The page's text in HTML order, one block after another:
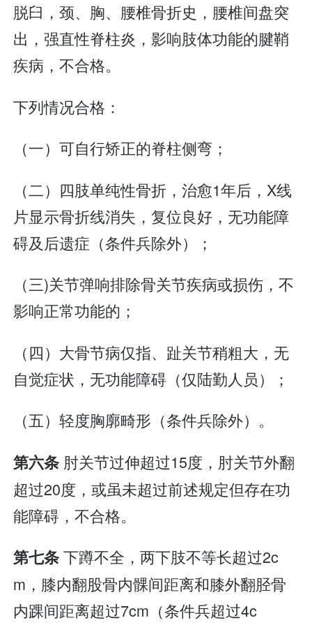
脱臼，颈、胸、腰椎骨折史，腰椎间盘突
出，强直性脊柱炎，影响肢体功能的腱鞘
疾病，不合格。
下列情况合格：
（一）可自行矫正的脊柱侧弯；
（二）四肢单纯性骨折，治愈1年后，X线
片显示骨折线消失，复位良好，无功能障
碍及后遗症（条件兵除外）；
（三)关节弹响排除骨关节疾病或损伤，不
影响正常功能的；
（四）大骨节病仅指、趾关节稍粗大，无
自觉症状，无功能障碍（仅陆勤人员）；
（五）轻度胸廓畸形（条件兵除外）。
第六条 肘关节过伸超过15度，肘关节外翻
超过20度，或虽未超过前述规定但存在功
能障碍，不合格。
第七条下蹲不全，两下肢不等长超过2c
m，膝内翻股骨内髁间距离和膝外翻胫骨
内踝间距离超过7cm（条件兵超过4c